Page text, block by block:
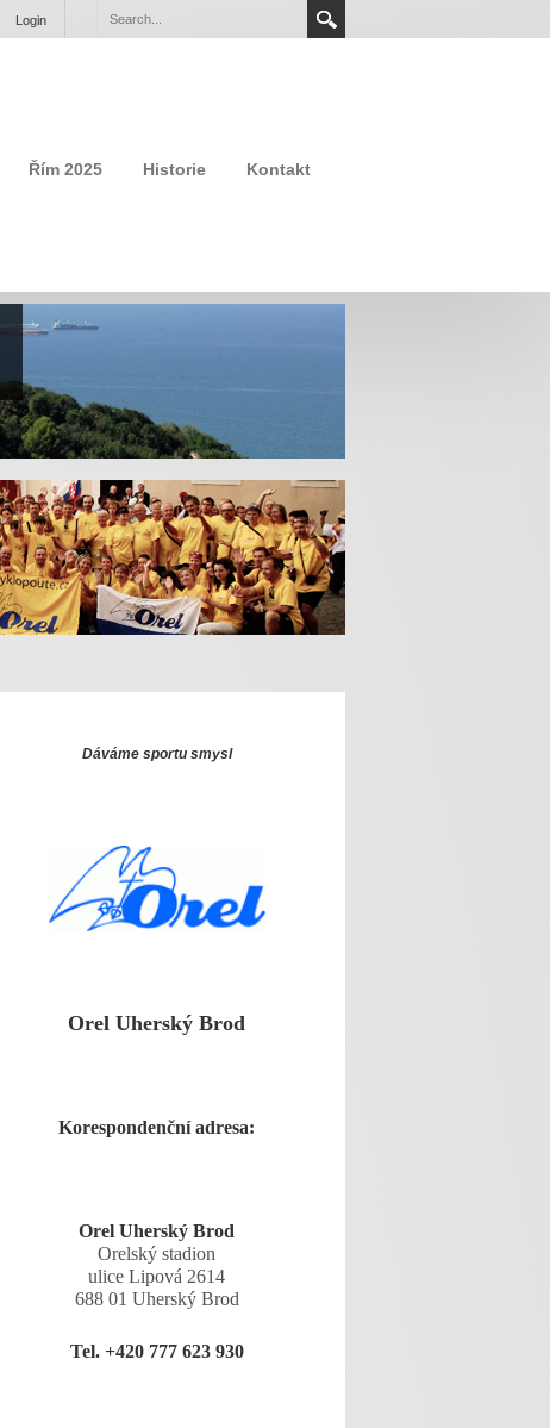
Login
Řím 2025 Historie Kontakt
Dáváme sportu smysl
Orel Uherský Brod
Korespondenční adresa:
Orel Uherský Brod
Orelský stadion
ulice Lipová 2614
688 01 Uherský Brod
Tel. +420 777 623 930